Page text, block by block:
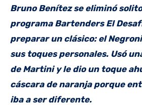
Bruno Benítez se eliminó solito anoche del
programa Bartenders El
preparar un clásico: el
sus toques personales. Usó
de Martini y le dio un toque
cáscara de naranja porque
iba a ser diferente.